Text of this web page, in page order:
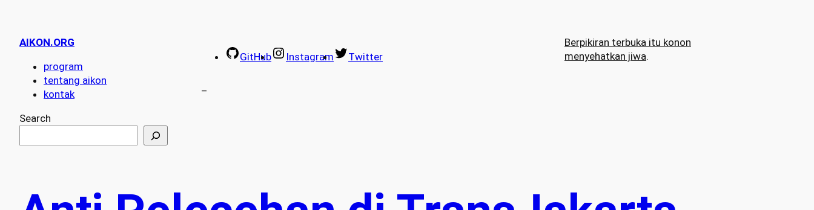
AIKON.ORG
program
tentang aikon
kontak
Search
GitHub Instagram Twitter
–
Berpikiran terbuka itu konon
menyehatkan jiwa.